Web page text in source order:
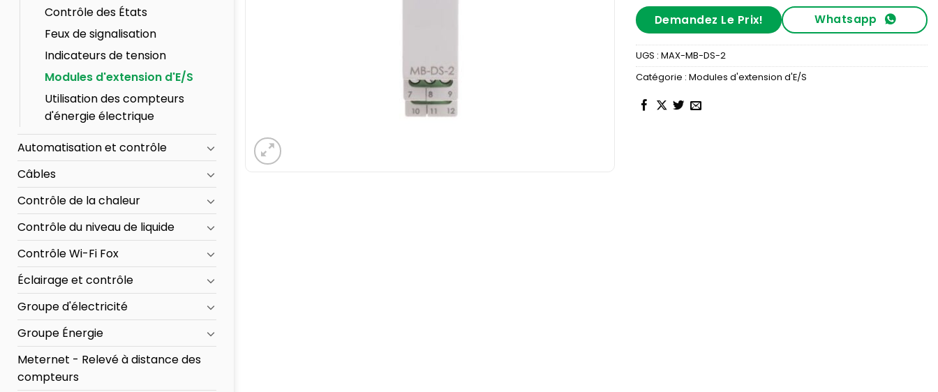
Demandez Le Prix! Whatsapp
UGS : MAX-MB-DS-2
Catégorie : Modules d'extension d'E/S
Contrôle des États
Feux de signalisation
Indicateurs de tension
Modules d'extension d'E/S
Utilisation des compteurs
d'énergie électrique
Automatisation et contrôle
Câbles
Contrôle de la chaleur
Contrôle du niveau de liquide
Contrôle Wi-Fi Fox
Éclairage et contrôle
Groupe d'électricité
Groupe Énergie
Meternet - Relevé à distance des
compteurs